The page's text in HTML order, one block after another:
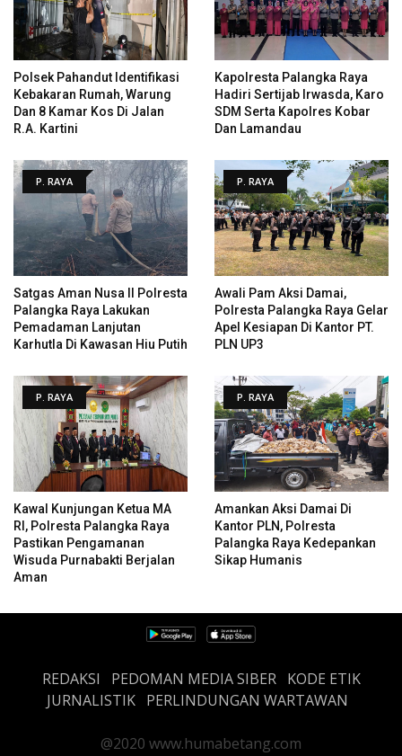
Polsek Pahandut Identifikasi
Kebakaran Rumah, Warung
Dan 8 Kamar Kos Di Jalan
R.A. Kartini
Kapolresta Palangka Raya
Hadiri Sertijab Irwasda, Karo
SDM Serta Kapolres Kobar
Dan Lamandau
P. RAYA
Satgas Aman Nusa II Polresta
Palangka Raya Lakukan
Pemadaman Lanjutan
Karhutla Di Kawasan Hiu Putih
P. RAYA
Awali Pam Aksi Damai,
Polresta Palangka Raya Gelar
Apel Kesiapan Di Kantor PT.
PLN UP3
P. RAYA
Kawal Kunjungan Ketua MA
RI, Polresta Palangka Raya
Pastikan Pengamanan
Wisuda Purnabakti Berjalan
Aman
P. RAYA
Amankan Aksi Damai Di
Kantor PLN, Polresta
Palangka Raya Kedepankan
Sikap Humanis
REDAKSI PEDOMAN MEDIA SIBER
KODE ETIK
JURNALISTIK PERLINDUNGAN WARTAWAN
@2020 www.humabetang.com